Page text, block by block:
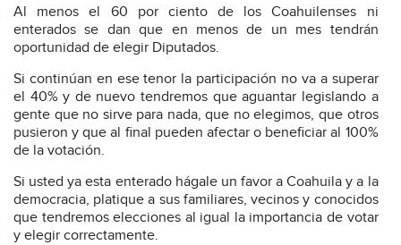
Al menos el 60 por ciento de los Coahuilenses ni
enterados se dan que en menos de un mes tendrán
oportunidad de elegir Diputados.
Si continúan en ese tenor la participación no va a superar
el 40% y de nuevo tendremos que aguantar legislando a
gente que no sirve para nada, que no elegimos, que otros
pusieron y que al final pueden afectar o beneficiar al 100%
de la votación.
Si usted ya esta enterado hágale un favor a Coahuila y a la
democracia, platique a sus familiares, vecinos y conocidos
que tendremos elecciones al igual la importancia de votar
y elegir correctamente.